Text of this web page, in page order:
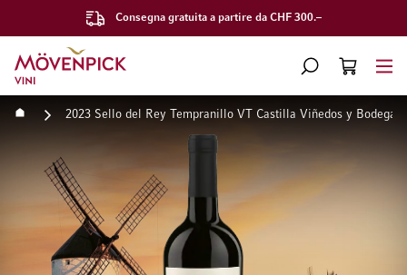
Consegna gratuita a partire da CHF 300.–
Vai alla Home Page
CERCA
CART
Home 2023 Sello del Rey Tempranillo VT Castilla Viñedos y Bodegas
Vai alla fine della galleria di immagini